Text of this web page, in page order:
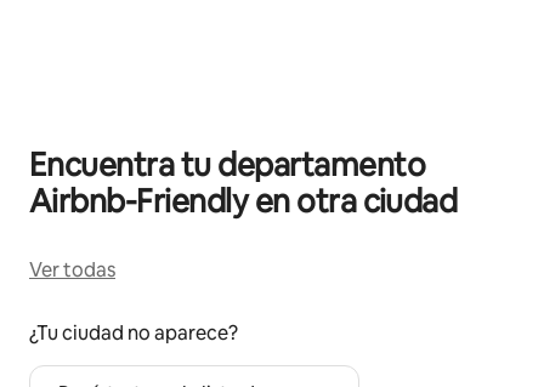
Encuentra tu departamento
Airbnb-Friendly en otra ciudad
Ver todas
¿Tu ciudad no aparece?